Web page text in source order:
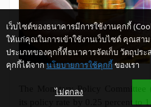
The Monetary Policy Committee
เว็บไซต์ของธนาคารมีการใช้งานคุกกี้
ให้แก่คุณในการเข้าใช้งานเว็บไซต์ คุณสา
ประเภทของคุกกี้ที่ธนาคารจัดเก็บ วัตถุปร
คุกกี้ได้จากนโยบายการใช้คุกกี้ ของเรา
ไม่ตกลง